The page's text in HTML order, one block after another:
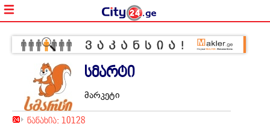
სმარტი
მარკეტი
ნანახია: 10128